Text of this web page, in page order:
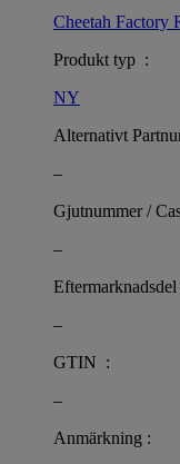
Cheetah Factory
Produkt typ :
NY
Alternativt
–
Gjutnummer /
–
–
GTIN :
–
Anmärkning :